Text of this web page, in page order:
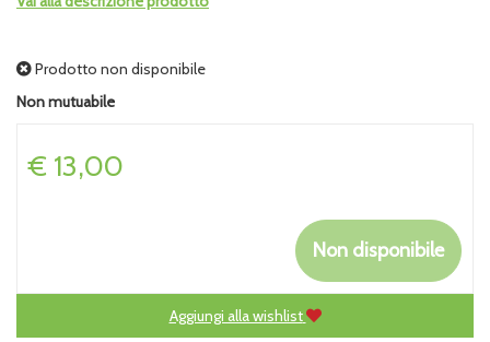
Prodotto non disponibile
Non mutuabile
Prezzo
€ 13,00
Non disponibile
Aggiungi alla wishlist